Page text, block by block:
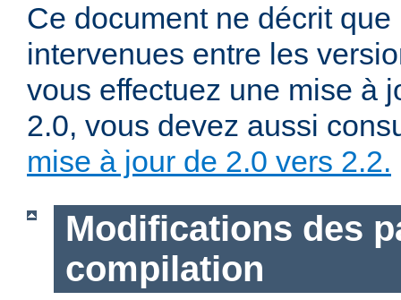
Ce document ne décrit
intervenues entre les
vous effectuez une mise à
2.0, vous devez aussi
mise à jour de 2.0 vers 2.2.
Modifications des
compilation